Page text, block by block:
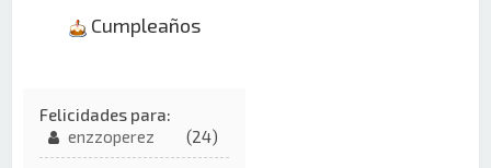
Cumpleaños
Felicidades para:
enzzoperez
(24)